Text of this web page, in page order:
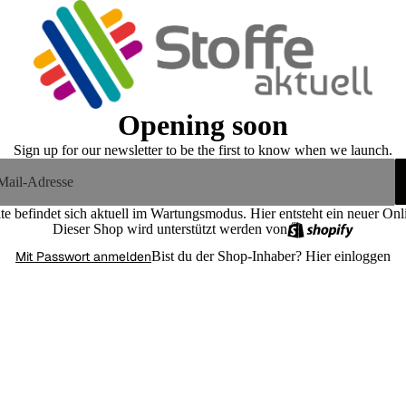
Opening soon
Sign up for our newsletter to be the first to know when we launch.
befindet sich aktuell im Wartungsmodus. Hier entsteht ein neuer
Dieser Shop wird unterstützt werden von
Mit Passwort anmeldenBist du der Shop-Inhaber? Hier einloggen